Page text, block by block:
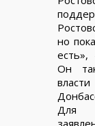
но
есть»,
Он
Для